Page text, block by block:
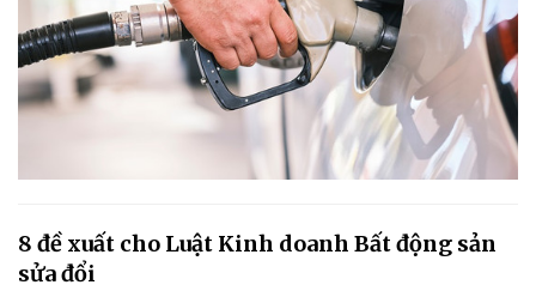
8 đề xuất cho Luật Kinh doanh Bất động sản
sửa đổi